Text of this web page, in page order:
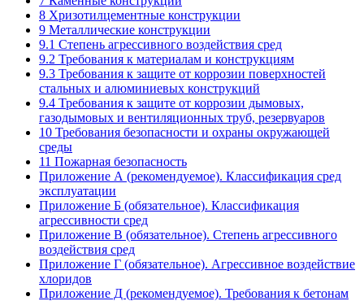
8 Хризотилцементные конструкции
9 Металлические конструкции
9.1 Степень агрессивного воздействия сред
9.2 Требования к материалам и конструкциям
9.3 Требования к защите от коррозии поверхностей
стальных и алюминиевых конструкций
9.4 Требования к защите от коррозии дымовых,
газодымовых и вентиляционных труб, резервуаров
10 Требования безопасности и охраны окружающей
среды
11 Пожарная безопасность
Приложение А (рекомендуемое). Классификация сред
эксплуатации
Приложение Б (обязательное). Классификация
агрессивности сред
Приложение В (обязательное). Степень агрессивного
воздействия сред
Приложение Г (обязательное). Агрессивное воздействие
хлоридов
Приложение Д (рекомендуемое). Требования к бетонам